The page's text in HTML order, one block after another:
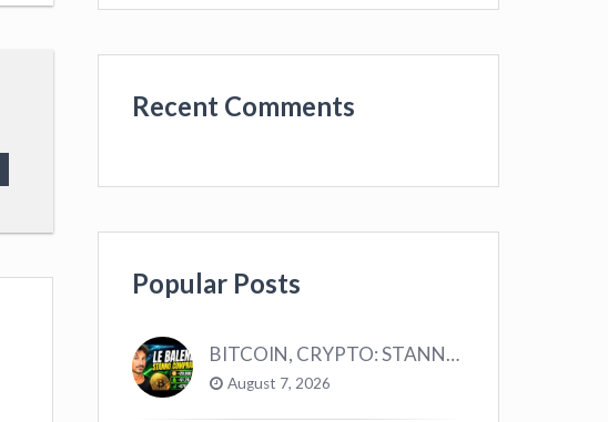
Recent Comments
Popular Posts
BITCOIN, CRYPTO: STANNO COMPRANDO TUTTI (GUARDA QUESTI DATI), EPPURE…
August 7, 2026